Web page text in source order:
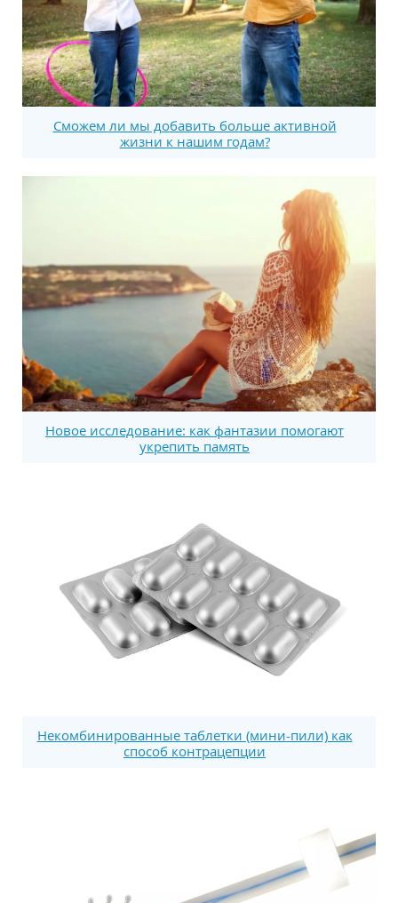
Сможем ли мы добавить больше активной
жизни к нашим годам?
Новое исследование: как фантазии помогают
укрепить память
Некомбинированные таблетки (мини-пили) как
способ контрацепции